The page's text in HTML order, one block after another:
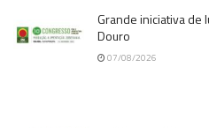
Grande iniciativa de
Douro
07/08/2026